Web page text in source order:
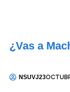
¿Vas a
NSUVJ23